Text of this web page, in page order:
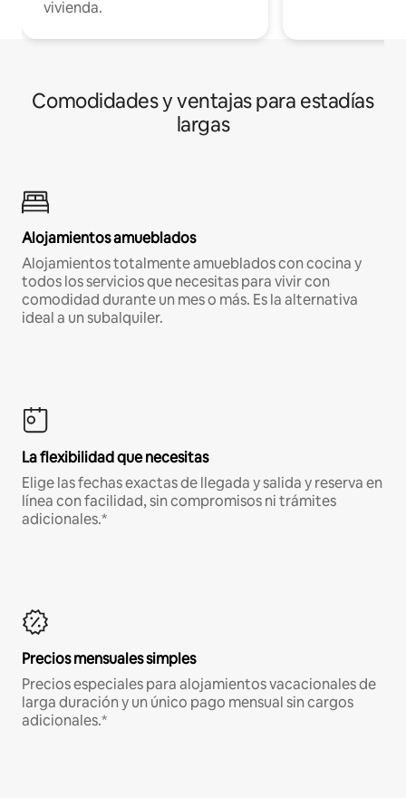
vivienda.
Comodidades y ventajas para estadías
largas
Alojamientos amueblados
Alojamientos totalmente amueblados con cocina y
todos los servicios que necesitas para vivir con
comodidad durante un mes o más. Es la alternativa
ideal a un subalquiler.
La flexibilidad que necesitas
Elige las fechas exactas de llegada y salida y reserva en
línea con facilidad, sin compromisos ni trámites
adicionales.*
Precios mensuales simples
Precios especiales para alojamientos vacacionales de
larga duración y un único pago mensual sin cargos
adicionales.*